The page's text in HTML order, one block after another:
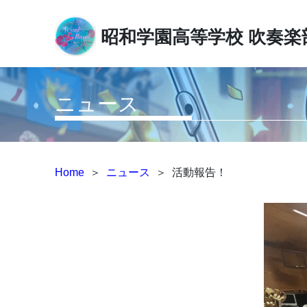
昭和学園高等学校 吹奏楽
ニュース
Home ＞ ニュース ＞ 活動報告！